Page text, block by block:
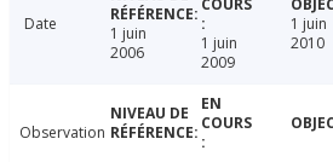
Date
1 juin
2006
1 juin
2009
1 juin
2010
Observation